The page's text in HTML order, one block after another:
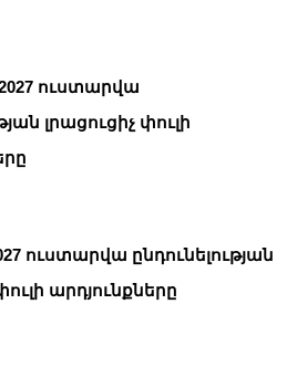
ուստարվա
լրացուցիչ փուլի
ուստարվա ընդունելության
արդյունքները